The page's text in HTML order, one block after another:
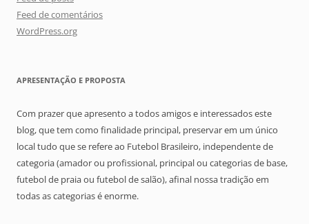
Feed de comentários
WordPress.org
APRESENTAÇÃO E PROPOSTA
Com prazer que apresento a todos amigos e interessados este
blog, que tem como finalidade principal, preservar em um único
local tudo que se refere ao Futebol Brasileiro, independente de
categoria (amador ou profissional, principal ou categorias de base,
futebol de praia ou futebol de salão), afinal nossa tradição em
todas as categorias é enorme.